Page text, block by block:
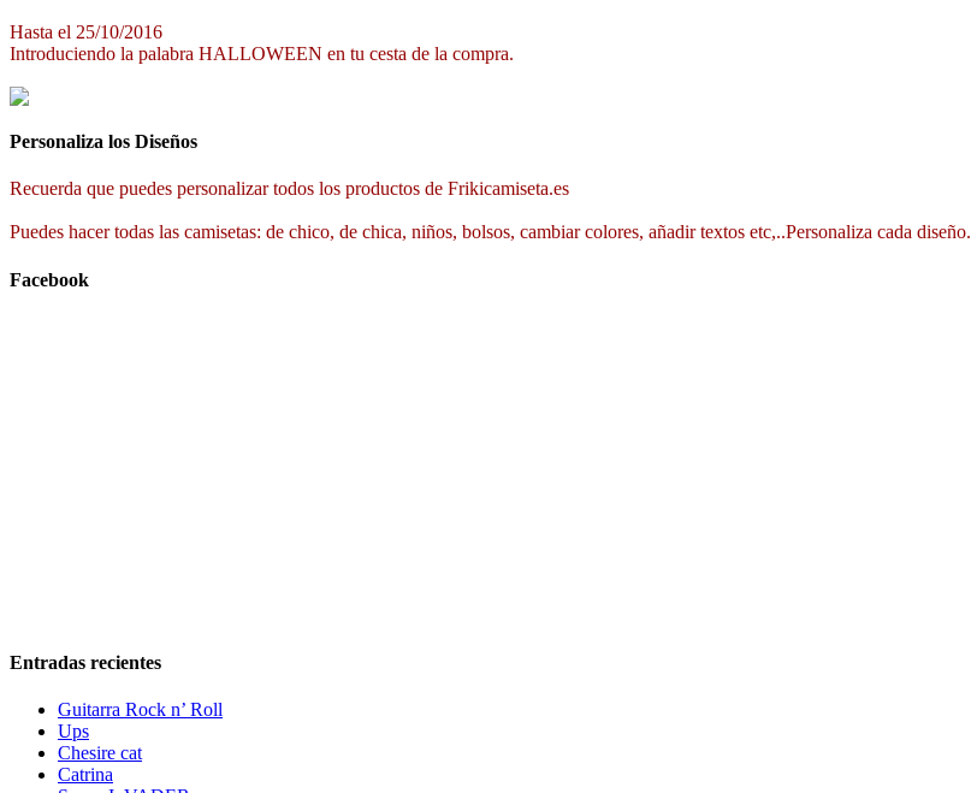
Hasta el 25/10/2016
Introduciendo la palabra HALLOWEEN en tu cesta de la compra.
Personaliza los Diseños
Recuerda que puedes personalizar todos los productos de Frikicamiseta.es
Puedes hacer todas las camisetas: de chico, de chica, niños, bolsos, cambiar colores, añadir textos etc,..Personaliza cada diseño.
Facebook
Entradas recientes
Guitarra Rock n’ Roll
Ups
Chesire cat
Catrina